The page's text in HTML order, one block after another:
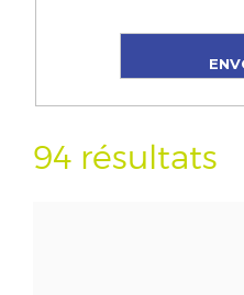
94 résultats